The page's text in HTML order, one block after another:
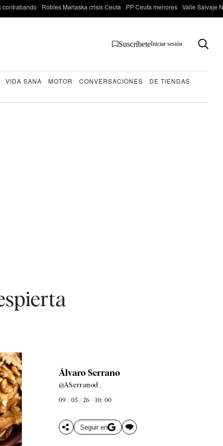
contrabando Robles Marlaska crisis Ceuta PP Ceuta menores Valle Salvaje
SuscríbeteIniciar sesión
VIDA SANA MOTOR CONVERSACIONES DE TIENDAS
Álvaro Serrano
@ASerranod_
09 / 05 / 26 - 10: 00
Seguir en